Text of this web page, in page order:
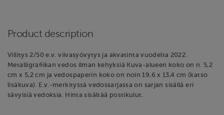
Product description
Villitys 2/50 e.v. viivasyövytys ja akvatinta vuodelta 2022.
Metalligrafiikan vedos ilman kehyksiä Kuva-alueen koko on n. 5,2
cm x 5,2 cm ja vedospaperin koko on noin 19,6 x 13,4 cm (katso
lisäkuva). E.v.-merkityssä vedossarjassa on sarjan sisällä eri
sävyisiä vedoksia. Hinta sisältää postikulut.